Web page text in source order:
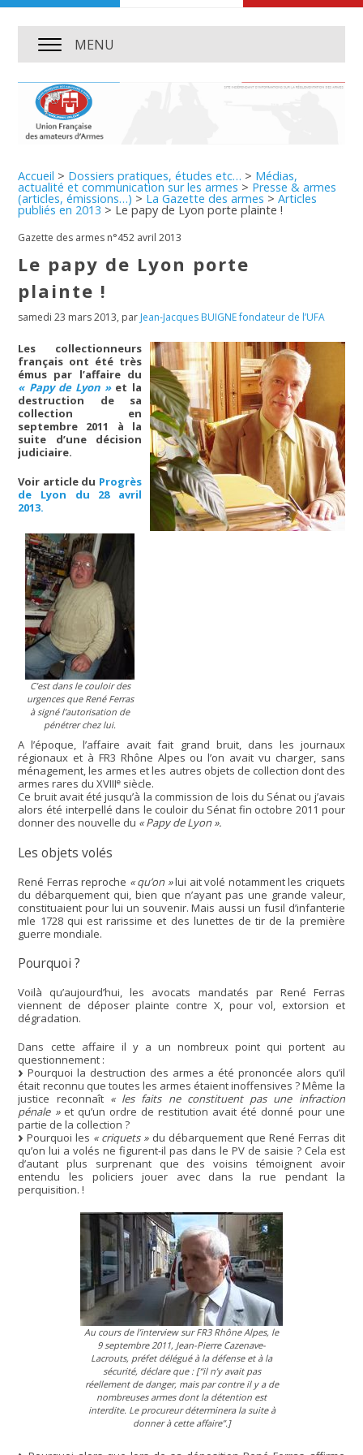
MENU
Accueil > Dossiers pratiques, études etc… > Médias,
actualité et communication sur les armes > Presse & armes
(articles, émissions…) > La Gazette des armes >Articles
publiés en 2013 > Le papy de Lyon porte plainte !
Gazette des armes n°452 avril 2013
Le papy de Lyon porte
plainte !
samedi 23 mars 2013, par Jean-Jacques BUIGNE fondateur de l’UFA
Les collectionneurs
français ont été très
émus par l’affaire du
« Papy de Lyon »et la
destruction de sa
collection en
septembre 2011 à la
suite d’une décision
judiciaire.
Voir article du Progrès
de Lyon du 28 avril
2013.
C’est dans le couloir des
urgences que René Ferras
à signé l’autorisation de
pénétrer chez lui.
A l’époque, l’affaire avait fait grand bruit, dans les journaux
régionaux et à FR3 Rhône Alpes ou l’on avait vu charger, sans
ménagement, les armes et les autres objets de collection dont des
armes rares du XVIIIe siècle.
Ce bruit avait été jusqu’à la commission de lois du Sénat ou j’avais
alors été interpellé dans le couloir du Sénat fin octobre 2011 pour
donner des nouvelle du « Papy de Lyon ».
Les objets volés
René Ferras reproche « qu’on »lui ait volé notamment les criquets
du débarquement qui, bien que n’ayant pas une grande valeur,
constituaient pour lui un souvenir. Mais aussi un fusil d’infanterie
mle 1728 qui est rarissime et des lunettes de tir de la première
guerre mondiale.
Pourquoi ?
Voilà qu’aujourd’hui, les avocats mandatés par René Ferras
viennent de déposer plainte contre X, pour vol, extorsion et
dégradation.
Dans cette affaire il y a un nombreux point qui portent au
questionnement :
Pourquoi la destruction des armes a été prononcée alors qu’il
était reconnu que toutes les armes étaient inoffensives ? Même la
justice reconnaît « les faits ne constituent pas une infraction
pénale »et qu’un ordre de restitution avait été donné pour une
partie de la collection ?
Pourquoi les « criquets »du débarquement que René Ferras dit
qu’on lui a volés ne figurent-il pas dans le PV de saisie ? Cela est
d’autant plus surprenant que des voisins témoignent avoir
entendu les policiers jouer avec dans la rue pendant la
perquisition. !
Au cours de l’interview sur FR3 Rhône Alpes, le
9 septembre 2011, Jean-Pierre Cazenave-
Lacrouts, préfet délégué à la défense et à la
sécurité, déclare que : [“il n’y avait pas
réellement de danger, mais par contre il y a de
nombreuses armes dont la détention est
interdite. Le procureur déterminera la suite à
donner à cette affaire”.]